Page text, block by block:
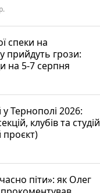
спеки на
прийдуть грози:
на 5-7 серпня
у Тернополі 2026:
клубів та студій
піти»: як Олег